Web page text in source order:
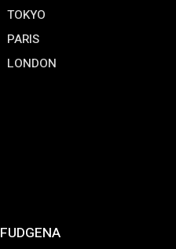
TOKYO
PARIS
LONDON
FUDGENA